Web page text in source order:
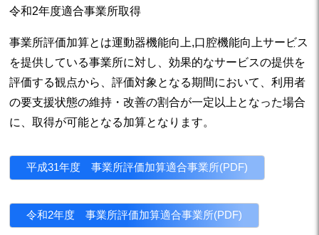
令和2年度適合事業所取得
事業所評価加算とは運動器機能向上,口腔機能向上サービス
を提供している事業所に対し、効果的なサービスの提供を
評価する観点から、評価対象となる期間において、利用者
の要支援状態の維持・改善の割合が一定以上となった場合
に、取得が可能となる加算となります。
平成31年度 事業所評価加算適合事業所(PDF)
令和2年度 事業所評価加算適合事業所(PDF)